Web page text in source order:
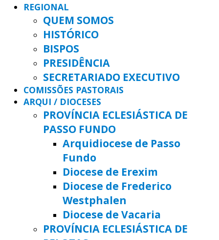
REGIONAL
QUEM SOMOS
HISTÓRICO
BISPOS
PRESIDÊNCIA
SECRETARIADO EXECUTIVO
COMISSÕES PASTORAIS
ARQUI / DIOCESES
PROVÍNCIA ECLESIÁSTICA DE
PASSO FUNDO
Arquidiocese de Passo
Fundo
Diocese de Erexim
Diocese de Frederico
Westphalen
Diocese de Vacaria
PROVÍNCIA ECLESIÁSTICA DE